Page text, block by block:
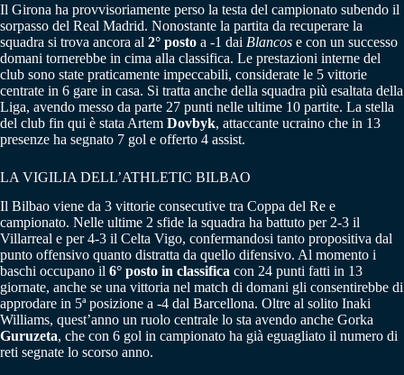
Il Girona ha provvisoriamente perso la testa del campionato subendo il
sorpasso del Real Madrid. Nonostante la partita da recuperare la
squadra si trova ancora al 2° posto a -1 dai Blancos e con un successo
domani tornerebbe in cima alla classifica. Le prestazioni interne del
club sono state praticamente impeccabili, considerate le 5 vittorie
centrate in 6 gare in casa. Si tratta anche della squadra più esaltata della
Liga, avendo messo da parte 27 punti nelle ultime 10 partite. La stella
del club fin qui è stata Artem Dovbyk, attaccante ucraino che in 13
presenze ha segnato 7 gol e offerto 4 assist.
LA VIGILIA DELL’ATHLETIC BILBAO
Il Bilbao viene da 3 vittorie consecutive tra Coppa del Re e
campionato. Nelle ultime 2 sfide la squadra ha battuto per 2-3 il
Villarreal e per 4-3 il Celta Vigo, confermandosi tanto propositiva dal
punto offensivo quanto distratta da quello difensivo. Al momento i
baschi occupano il 6° posto in classifica con 24 punti fatti in 13
giornate, anche se una vittoria nel match di domani gli consentirebbe di
approdare in 5ª posizione a -4 dal Barcellona. Oltre al solito Inaki
Williams, quest’anno un ruolo centrale lo sta avendo anche Gorka
Guruzeta, che con 6 gol in campionato ha già eguagliato il numero di
reti segnate lo scorso anno.